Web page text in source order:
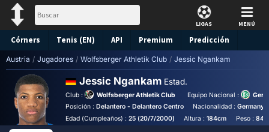
LIGAS MENÚ
Córners Tenis (EN) API Premium Predicción
Austria / Jugadores / Wolfsberger Athletik Club / Jessic Ngankam
Jessic Ngankam Estad.
Club : Wolfsberger Athletik Club Equipo Nacional :
Posición : Delantero - Delantero Centro Nacionalidad :Germany
Edad (Cumpleaños) : 25 (20/7/2000) Altura :184cm Peso :